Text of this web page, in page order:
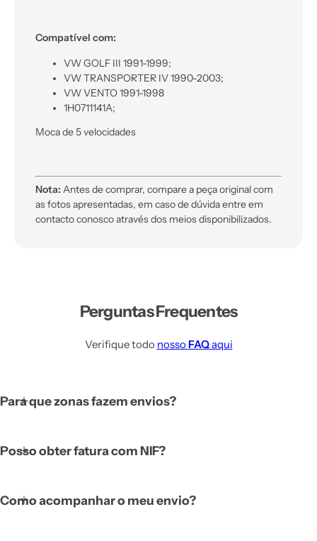
Compatível com:
VW GOLF III 1991-1999;
VW TRANSPORTER IV 1990-2003;
VW VENTO 1991-1998
1H0711141A;
Moca de 5 velocidades
Nota: Antes de comprar, compare a peça original com
as fotos apresentadas, em caso de dúvida entre em
contacto conosco através dos meios disponibilizados.
Perguntas Frequentes
Verifique todo nosso FAQaqui
Para que zonas fazem envios?
Posso obter fatura com NIF?
Como acompanhar o meu envio?